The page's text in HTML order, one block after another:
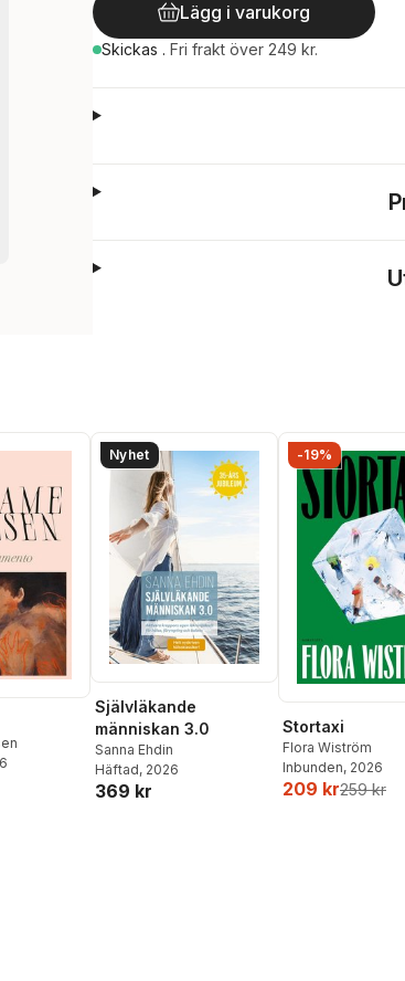
Lägg i varukorg
Skickas . Fri frakt över 249 kr.
Nyhet
Självläkande
människan 3.0
Sanna Ehdin
Häftad, 2026
369 kr
-19%
Stortaxi
Flora Wiström
Inbunden, 2026
209 kr259 kr